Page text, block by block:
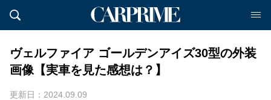
ヴェルファイア ゴールデンアイズ30型の外装
画像【実車を見た感想は？】
更新日：2024.09.09